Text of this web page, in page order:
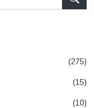
(275)
(15)
(10)